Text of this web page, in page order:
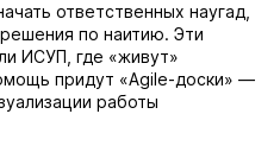
ответственных наугад,
по наитию. Эти
ИСУП, где «живут»
придут «Agile-доски» —
работы